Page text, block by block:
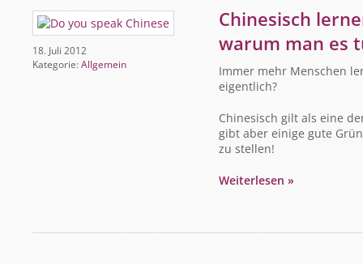
18. Juli 2012
Kategorie:Allgemein
Chinesisch
warum man es
Immer mehr Menschen
eigentlich?
Chinesisch gilt als eine
gibt aber einige gute
zu stellen!
Weiterlesen »